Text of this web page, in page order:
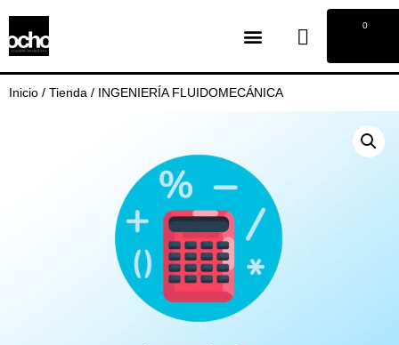
0
Inicio / Tienda / INGENIERÍA FLUIDOMECÁNICA